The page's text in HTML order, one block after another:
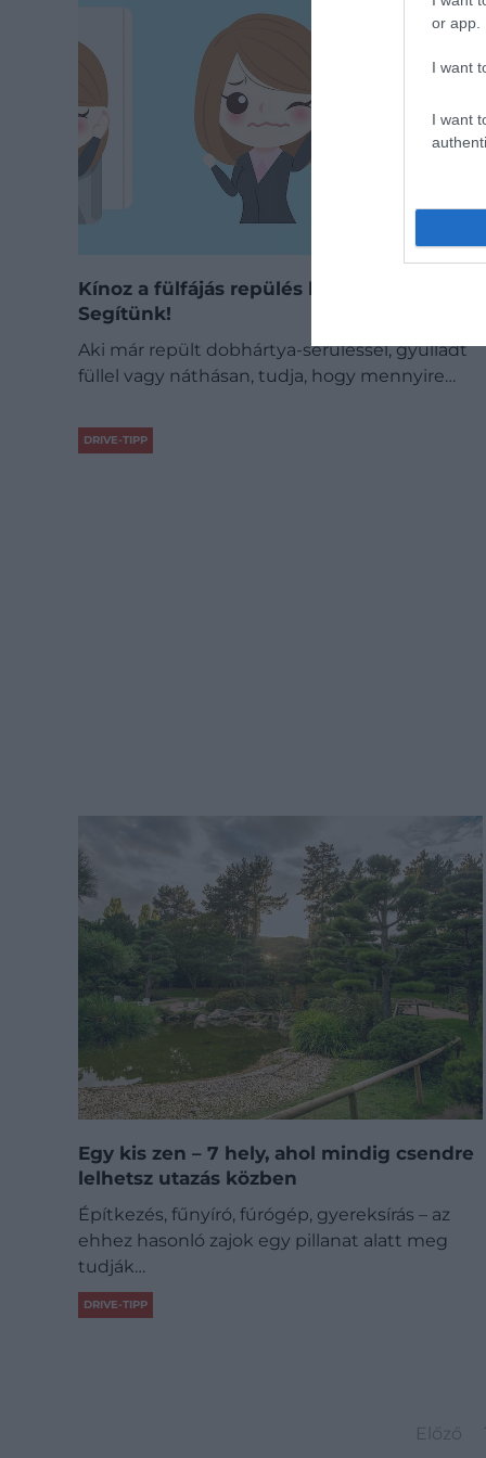
or app.
I want
I want
Kínoz a fülfájás repülés közben?
Segítünk!
Aki már repült dobhártya-sérüléssel, gyulladt
füllel vagy náthásan, tudja, hogy mennyire…
DRIVE-TIPP
Egy kis zen – 7 hely, ahol mindig csendre
lelhetsz utazás közben
Építkezés, fűnyíró, fúrógép, gyereksírás – az
ehhez hasonló zajok egy pillanat alatt meg
tudják…
DRIVE-TIPP
Előző